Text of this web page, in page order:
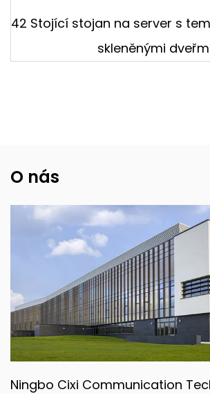
42 Stojící stojan na server s
skleněnými
O nás
Ningbo Cixi Communication